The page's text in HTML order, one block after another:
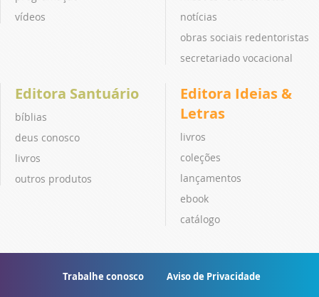
vídeos
notícias
obras sociais redentoristas
secretariado vocacional
Editora Santuário
bíblias
deus conosco
livros
outros produtos
Editora Ideias &
Letras
livros
coleções
lançamentos
ebook
catálogo
Trabalhe conosco Aviso de Privacidade